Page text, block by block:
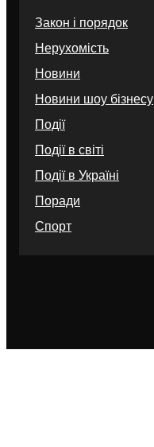
Закон і порядок
Нерухомість
Новини
Новини шоу бізнесу
Події
Події в світі
Події в Україні
Поради
Спорт